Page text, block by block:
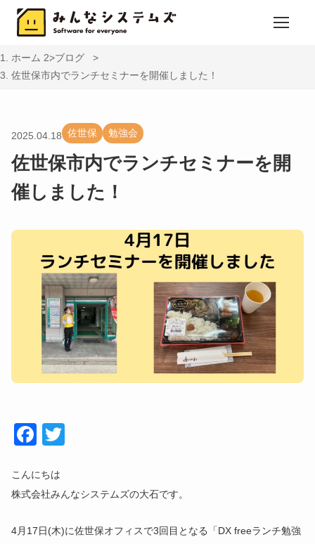
ホーム
ブログ
佐世保市内でランチセミナーを開催しました！
2025.04.18 佐世保 勉強会
佐世保市内でランチセミナーを開
催しました！
Face
こんにちは
株式会社みんなシステムズの大石です。
4月17日(木)に佐世保オフィスで3回目となる「DX freeランチ勉強